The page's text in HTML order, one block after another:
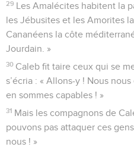
29 Les Amalécites habitent la
les Jébusites et les Amorites
Cananéens la côte
Jourdain. »
30 Caleb fit taire ceux qui se
s’écria : « Allons-y ! Nous
en sommes capables ! »
31 Mais les compagnons de
pouvons pas attaquer ces
nous ! »